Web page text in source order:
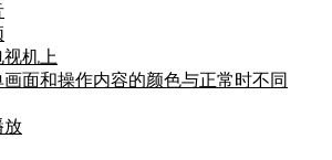
机上
面和操作内容的颜色与正常时不同
放